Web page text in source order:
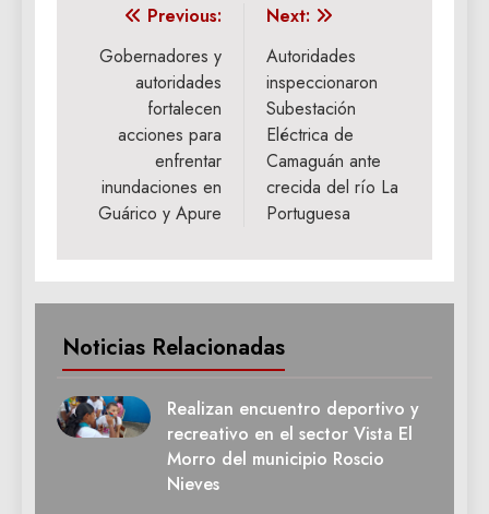
Navegación
de
entradas
Previous:
Gobernadores y
autoridades
fortalecen
acciones para
enfrentar
inundaciones en
Guárico y Apure
Next:
Autoridades
inspeccionaron
Subestación
Eléctrica de
Camaguán ante
crecida del río La
Portuguesa
Noticias Relacionadas
Realizan encuentro deportivo y
recreativo en el sector Vista El
Morro del municipio Roscio
Nieves